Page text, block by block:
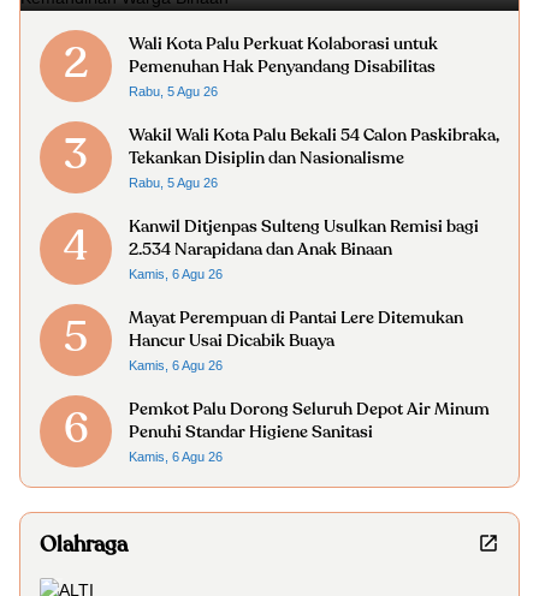
2
Wali Kota Palu Perkuat Kolaborasi untuk
Pemenuhan Hak Penyandang Disabilitas
Rabu, 5 Agu 26
3
Wakil Wali Kota Palu Bekali 54 Calon Paskibraka,
Tekankan Disiplin dan Nasionalisme
Rabu, 5 Agu 26
4
Kanwil Ditjenpas Sulteng Usulkan Remisi bagi
2.534 Narapidana dan Anak Binaan
Kamis, 6 Agu 26
5
Mayat Perempuan di Pantai Lere Ditemukan
Hancur Usai Dicabik Buaya
Kamis, 6 Agu 26
6
Pemkot Palu Dorong Seluruh Depot Air Minum
Penuhi Standar Higiene Sanitasi
Kamis, 6 Agu 26
Olahraga